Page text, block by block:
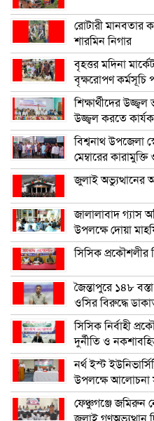
রোটারী মানবতার
শারমিন নিগার
বৃহত্তর মদিনা
বৃক্ষরোপণ কর্মসূচি
শিক্ষার্থীদের
উজ্জ্বল করতে
বিশ্বনাথ উপজেলা
মেম্বারের
জুলাই অভ্যুত্থানের
জালালাবাদ গ্যাস
উপলক্ষে দোয়া
সিসিক প্রকৌশলীর
জৈন্তাপুরে ১৪৮
ওসির বিরুদ্ধে
সিসিক নির্বাহী
দুর্নীতি ও
নর্থ ইস্ট
উপলক্ষে আলোচনা
ফেঞ্চুগঞ্জে জমিরুন